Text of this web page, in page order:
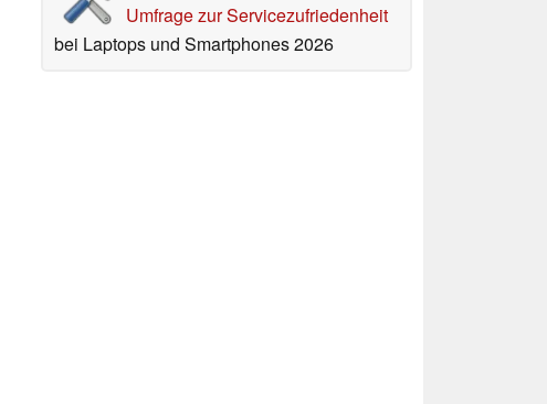
Umfrage zur Servicezufriedenheit
bei Laptops und Smartphones 2026